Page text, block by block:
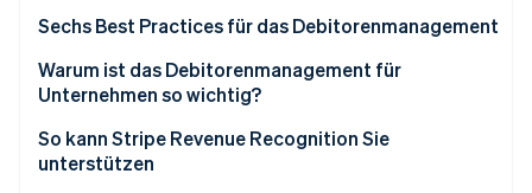
Sechs Best Practices für das Debitorenmanagement
1. Debitorenmanagement automatisieren
2. Richtlinien für das Kreditmanagement stärken
3. Prozesse zur Streitbeilegung verbessern
Warum ist das Debitorenmanagement für
Unternehmen so wichtig?
So kann Stripe Revenue Recognition Sie
unterstützen